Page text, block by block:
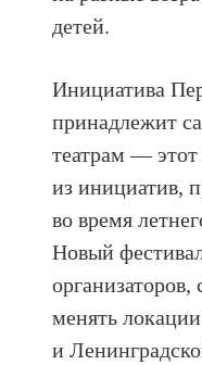
детей.
Инициатива
принадлежит
театрам — этот
из инициатив,
во время
Новый
менять
и